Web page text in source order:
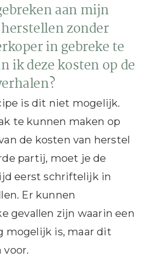
aan mijn
zonder
in gebreke te
ik deze kosten op de
is dit niet mogelijk.
te kunnen maken op
de kosten van herstel
partij, moet je de
eerst schriftelijk in
Er kunnen
gevallen zijn waarin een
mogelijk is, maar dit
voor.